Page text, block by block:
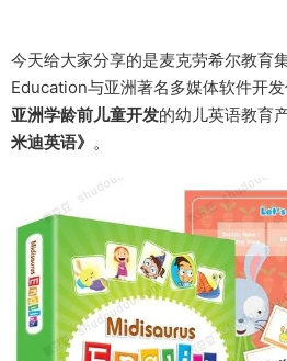
今天给大家分享的是麦克劳希尔教育
Education与亚洲著名多媒体软件开
亚洲学龄前儿童开发的幼儿英语教育
米迪英语》 。